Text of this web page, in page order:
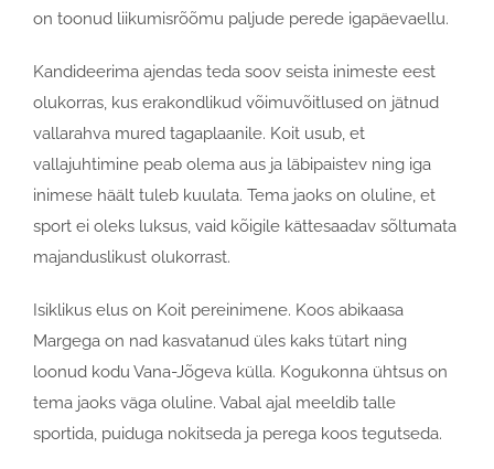
on toonud liikumisrõõmu paljude perede igapäevaellu.
Kandideerima ajendas teda soov seista inimeste eest
olukorras, kus erakondlikud võimuvõitlused on jätnud
vallarahva mured tagaplaanile. Koit usub, et
vallajuhtimine peab olema aus ja läbipaistev ning iga
inimese häält tuleb kuulata. Tema jaoks on oluline, et
sport ei oleks luksus, vaid kõigile kättesaadav sõltumata
majanduslikust olukorrast.
Isiklikus elus on Koit pereinimene. Koos abikaasa
Margega on nad kasvatanud üles kaks tütart ning
loonud kodu Vana-Jõgeva külla. Kogukonna ühtsus on
tema jaoks väga oluline. Vabal ajal meeldib talle
sportida, puiduga nokitseda ja perega koos tegutseda.